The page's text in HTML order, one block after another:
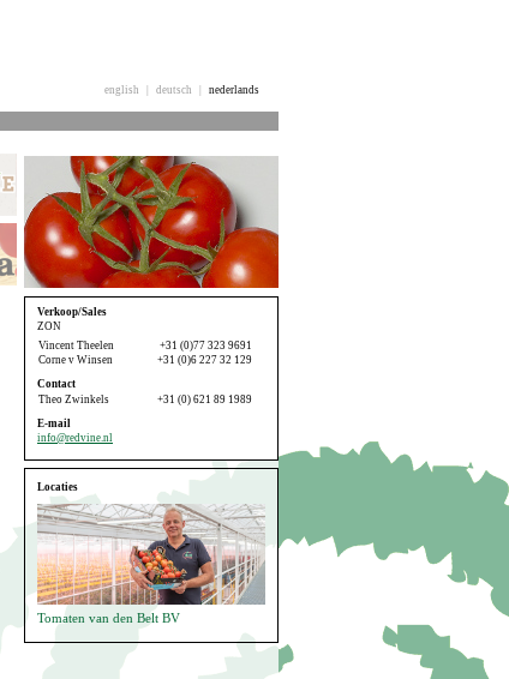
english deutsch nederlands
Verkoop/Sales
ZON
Vincent Theelen
+31 (0)77 323 9691
Corne v Winsen
+31 (0)6 227 32 129
Contact
Theo Zwinkels
+31 (0) 621 89 1989
E-mail
info@redvine.nl
Locaties
Tomaten van den Belt BV